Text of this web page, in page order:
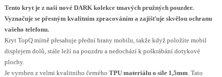
Tento kryt je z naší nové DARK kolekce tmavých pružných pouzder.
Vyznačuje se přesným kvalitním zpracováním a zajišťuje skvělou ochranu
vašeho telefonu.
Kryt TopQ mírně přesahuje přední hrany mobilu, takže když položíte mobil
displejem dolů, stále leží na pouzdru a nedochází k poškrábání dotykové
plochy.
Je vyroben z velmi kvalitního černého TPU materiálu o síle 1,5mm . Tato